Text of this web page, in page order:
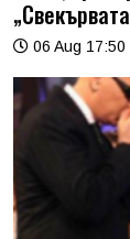
06 Aug 17:50